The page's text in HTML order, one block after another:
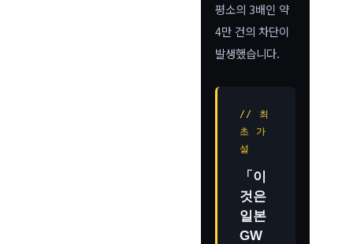
평소의 3배인 약
4만 건의 차단이
발생했습니다.
// 최
초 가
설
「이
것은
일본
GW